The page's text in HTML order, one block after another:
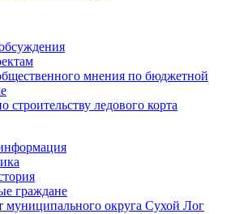
мнения по бюджетной
строительству ледового корта
граждане
муниципального округа Сухой Лог